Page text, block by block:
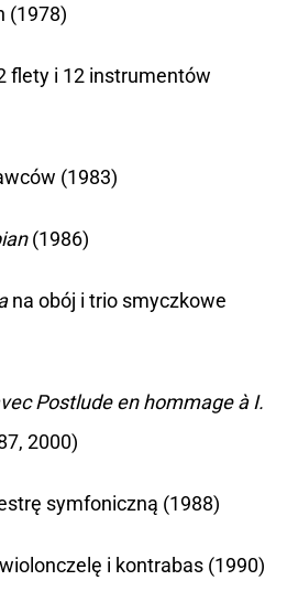
(1978)
flety i 12 instrumentów
(1983)
(1986)
na obój i trio smyczkowe
Postlude en hommage à I.
2000)
symfoniczną (1988)
i kontrabas (1990)